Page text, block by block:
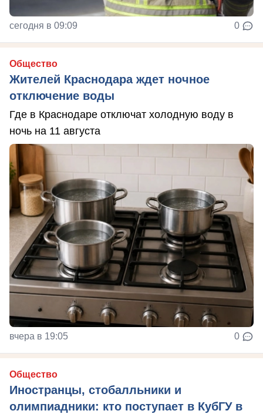
сегодня в 09:09 0
Общество
Жителей Краснодара ждет ночное
отключение воды
Где в Краснодаре отключат холодную воду в
ночь на 11 августа
вчера в 19:05 0
Общество
Иностранцы, стобалльники и
олимпиадники: кто поступает в КубГУ в